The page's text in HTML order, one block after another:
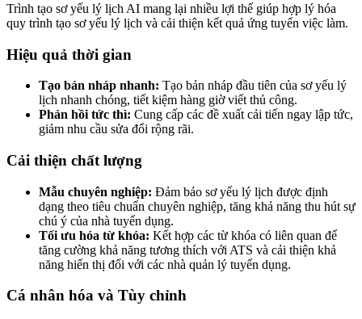
Trình tạo sơ yếu lý lịch AI mang lại nhiều lợi thế giúp hợp lý hóa
quy trình tạo sơ yếu lý lịch và cải thiện kết quả ứng tuyển việc làm.
Hiệu quả thời gian
Tạo bản nháp nhanh: Tạo bản nháp đầu tiên của sơ yếu lý
lịch nhanh chóng, tiết kiệm hàng giờ viết thủ công.
Phản hồi tức thì: Cung cấp các đề xuất cải tiến ngay lập tức,
giảm nhu cầu sửa đổi rộng rãi.
Cải thiện chất lượng
Mẫu chuyên nghiệp: Đảm bảo sơ yếu lý lịch được định
dạng theo tiêu chuẩn chuyên nghiệp, tăng khả năng thu hút sự
chú ý của nhà tuyển dụng.
Tối ưu hóa từ khóa: Kết hợp các từ khóa có liên quan để
tăng cường khả năng tương thích với ATS và cải thiện khả
năng hiển thị đối với các nhà quản lý tuyển dụng.
Cá nhân hóa và Tùy chỉnh